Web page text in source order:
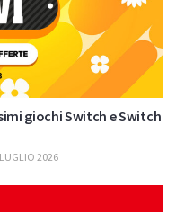
giochi Switch e Switch
2026